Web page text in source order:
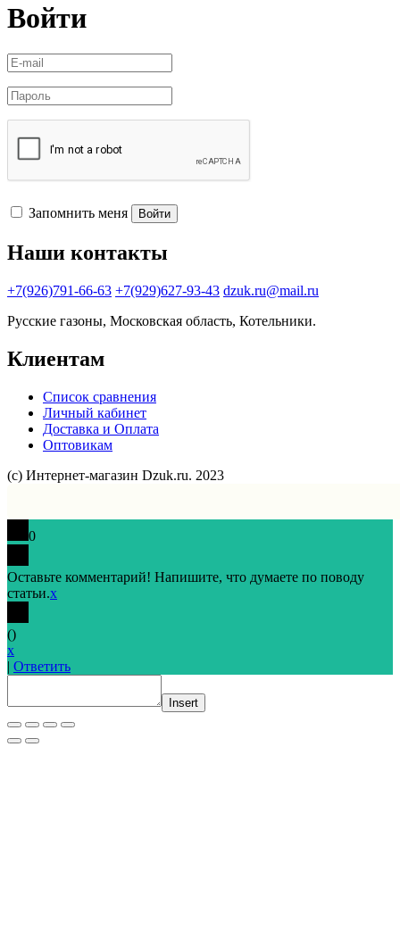
Войти
Запомнить меня Войти
Наши контакты
+7(926)791-66-63 +7(929)627-93-43 dzuk.ru@mail.ru
Русские газоны, Московская область, Котельники.
Клиентам
Список сравнения
Личный кабинет
Доставка и Оплата
Оптовикам
(с) Интернет-магазин Dzuk.ru. 2023
0
Оставьте комментарий! Напишите, что думаете по поводу
статьи.x
()
x
| Ответить
Insert